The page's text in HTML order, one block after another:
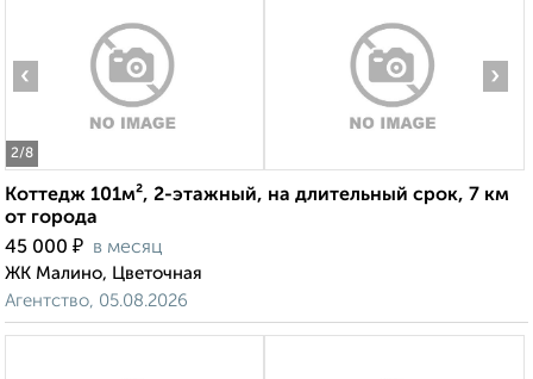
2/8
‹ ›
Коттедж 101м², 2-этажный, на длительный срок, 7 км
от города
45 000 ₽ в месяц
ЖК Малино, Цветочная
Агентство, 05.08.2026